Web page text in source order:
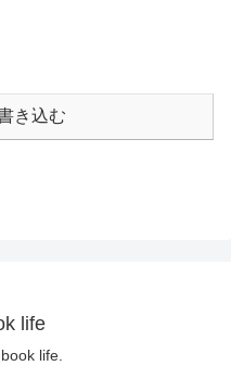
き込む
life
life.